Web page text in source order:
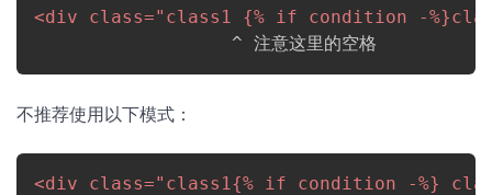
<div class=" class1 {% if condition -
                  ^ 注意这里的空格
不推荐使用以下模式：
<div class=" class1{% if condition -%}